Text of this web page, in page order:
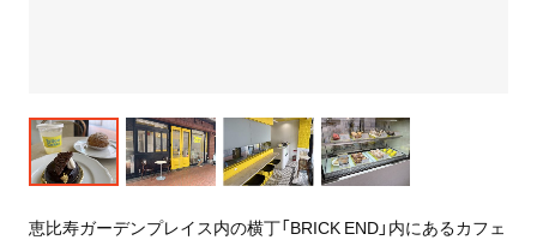
恵比寿ガーデンプレイス内の横丁「BRICK END」内にあるカフェ